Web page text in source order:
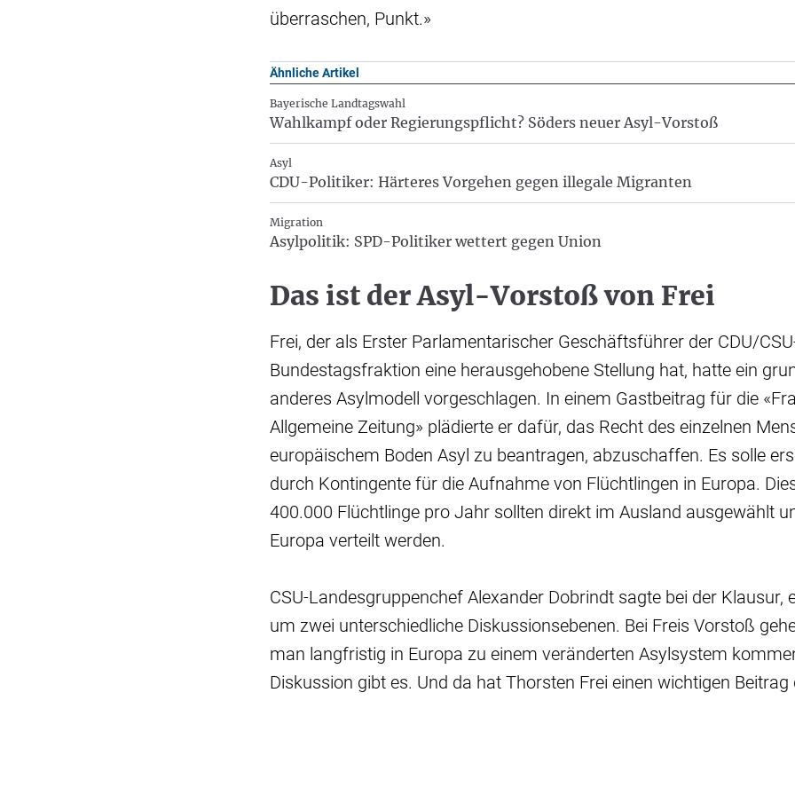
überraschen, Punkt.»
Ähnliche Artikel
Bayerische Landtagswahl
Wahlkampf oder Regierungspflicht? Söders neuer Asyl-Vorstoß
Asyl
CDU-Politiker: Härteres Vorgehen gegen illegale Migranten
Migration
Asylpolitik: SPD-Politiker wettert gegen Union
Das ist der Asyl-Vorstoß von Frei
Frei, der als Erster Parlamentarischer Geschäftsführer der CDU/
Bundestagsfraktion eine herausgehobene Stellung hat, hatte ein
anderes Asylmodell vorgeschlagen. In einem Gastbeitrag für die
Allgemeine Zeitung» plädierte er dafür, das Recht des einzelnen
europäischem Boden Asyl zu beantragen, abzuschaffen. Es solle
durch Kontingente für die Aufnahme von Flüchtlingen in Europa.
400.000 Flüchtlinge pro Jahr sollten direkt im Ausland ausgewählt
Europa verteilt werden.
CSU-Landesgruppenchef Alexander Dobrindt sagte bei der Klausur,
um zwei unterschiedliche Diskussionsebenen. Bei Freis Vorstoß
man langfristig in Europa zu einem veränderten Asylsystem
Diskussion gibt es. Und da hat Thorsten Frei einen wichtigen Beitrag